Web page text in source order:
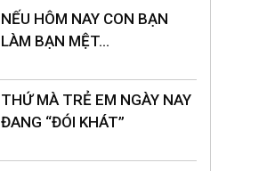
NẾU HÔM NAY CON BẠN
LÀM BẠN MỆT…
THỨ MÀ TRẺ EM NGÀY NAY
ĐANG “ĐÓI KHÁT”